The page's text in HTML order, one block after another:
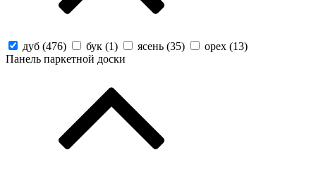
дуб (476) бук (1) ясень (35) орех (13)
Панель паркетной доски